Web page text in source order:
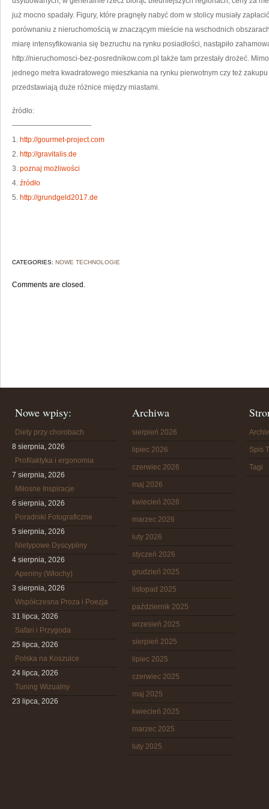
już mocno spadały. Figury, które pragnęły nabyć dom w stolicy musiały
porównaniu z nieruchomością w znaczącym mieście na wschodnich
miarę intensyfikowania się bezruchu na rynku posiadłości, nastąpiło
http://nieruchomosci-bez-posrednikow.com.pl także tam przestały drożeć.
jednego metra kwadratowego mieszkania na rynku pierwotnym czy też
przedstawiają duże różnice między miastami.
źródło:
———————————
1. http://gourmet-project.com
2. http://gravitalis.de
3. poznaj możliwości
4. źródło
5. http://grundgeld2017.de
CATEGORIES: NOWE TECHNOLOGIE
Comments are closed.
Nowe wpisy:
Diety przy chorobach
8 sierpnia, 2026
Profilaktyka i ergonomia
7 sierpnia, 2026
Miłosne Inspiracje
6 sierpnia, 2026
Poradniki Fotograficzne
5 sierpnia, 2026
Nietypowe Dyscypliny
4 sierpnia, 2026
Apeniny (Włochy)
3 sierpnia, 2026
Współczesna Proza i Poezja
31 lipca, 2026
Safari i Przygoda
25 lipca, 2026
Polska na Koszulce
24 lipca, 2026
Tuning Wizualny
23 lipca, 2026
Archiwa
sierpień 2026
lipiec 2026
czerwiec 2026
maj 2026
kwiecień 2026
marzec 2026
luty 2026
styczeń 2026
grudzień 2025
listopad 2025
październik 2025
wrzesień 2025
sierpień 2025
lipiec 2025
czerwiec 2025
maj 2025
kwiecień 2025
marzec 2025
luty 2025
Spis
Tagi